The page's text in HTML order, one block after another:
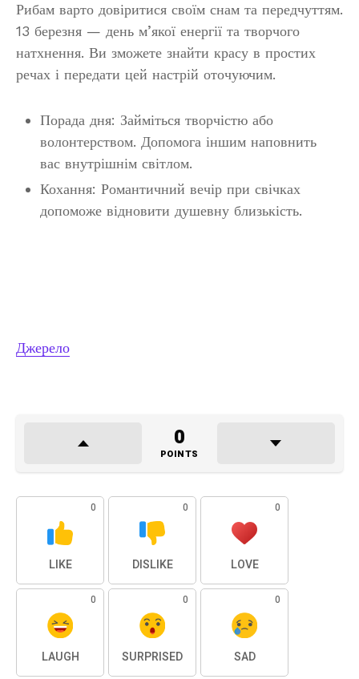
Рибам варто довіритися своїм снам та передчуттям.
13 березня — день м’якої енергії та творчого
натхнення. Ви зможете знайти красу в простих
речах і передати цей настрій оточуючим.
Порада дня: Займіться творчістю або
волонтерством. Допомога іншим наповнить
вас внутрішнім світлом.
Кохання: Романтичний вечір при свічках
допоможе відновити душевну близькість.
Джерело
0
POINTS
0
LIKE
0
DISLIKE
0
LOVE
0
LAUGH
0
SURPRISED
0
SAD